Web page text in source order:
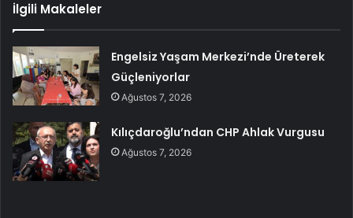
İlgili Makaleler
Engelsiz Yaşam Merkezi’nde Üreterek
Güçleniyorlar
Ağustos 7, 2026
Kılıçdaroğlu’ndan CHP Ahlak Vurgusu
Ağustos 7, 2026